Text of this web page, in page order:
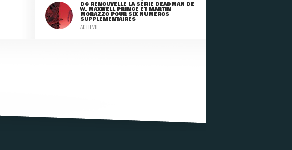
DC RENOUVELLE LA SÉRIE DEADMAN DE
W. MAXWELL PRINCE ET MARTIN
MORAZZO POUR SIX NUMÉROS
SUPPLÉMENTAIRES
ACTU VO